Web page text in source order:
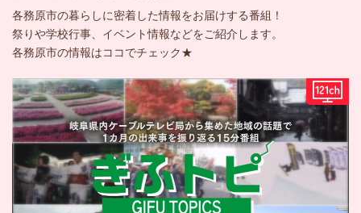
各務原市の暮らしに密着した情報をお届けする番組！
祭りや学校行事、イベント情報などをご紹介します。
各務原市の情報はココでチェック★